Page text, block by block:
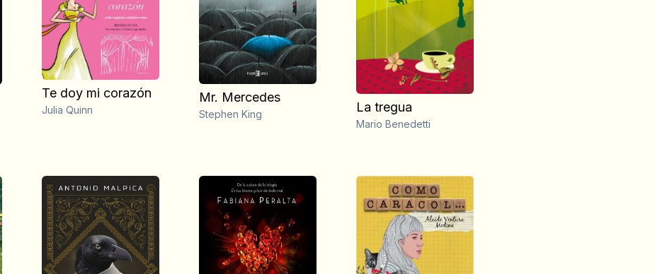
Te doy mi corazón
Julia Quinn
Mr. Mercedes
Stephen King La tregua
Mario Benedetti